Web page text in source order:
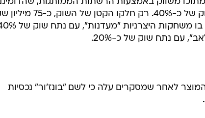
בהן היא דומינוס פיצה, האוחזת בנתח שוק של כ-40%. רק חלקו
לאחר שמסקרים עלה כי לשם "בונז'ור" נכסיות